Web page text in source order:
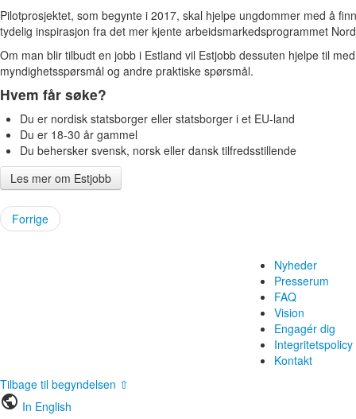
Pilotprosjektet, som begynte i 2017, skal hjelpe ungdommer med å
tydelig inspirasjon fra det mer kjente arbeidsmarkedsprogrammet
Om man blir tilbudt en jobb i Estland vil Estjobb dessuten hjelpe til
myndighetsspørsmål og andre praktiske spørsmål.
Hvem får søke?
Du er nordisk statsborger eller statsborger i et EU-land
Du er 18-30 år gammel
Du behersker svensk, norsk eller dansk tilfredsstillende
Les mer om Estjobb
Forrige
Nyheder
Presserum
FAQ
Vision
Engagér dig
Integritetspolicy
Kontakt
Tilbage til begyndelsen ⇧
public In English